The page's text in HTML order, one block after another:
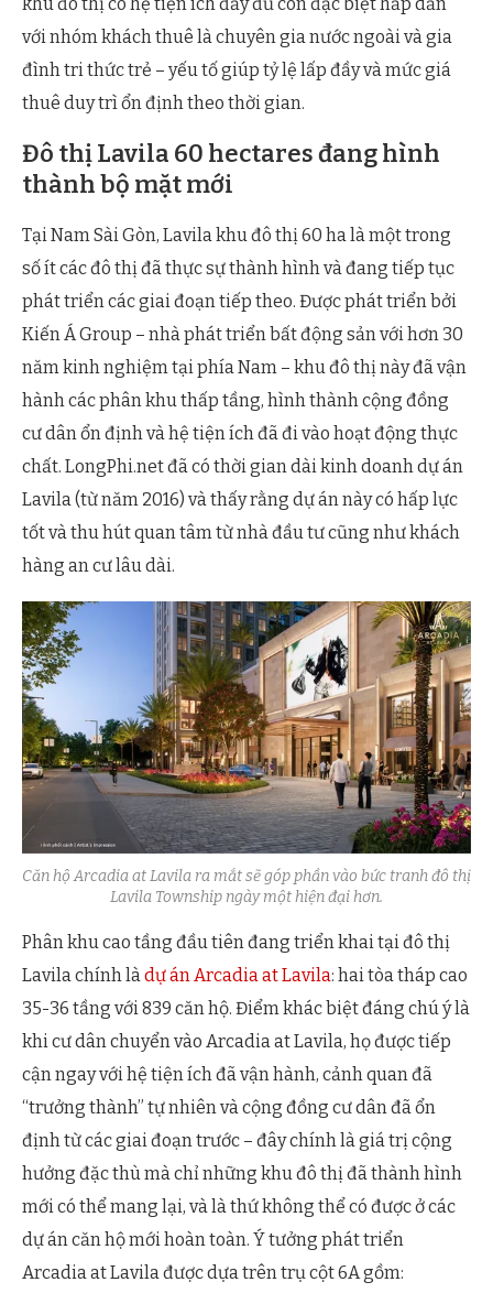
với nhóm khách thuê là chuyên gia nước ngoài và gia
đình tri thức trẻ – yếu tố giúp tỷ lệ lấp đầy và mức giá
thuê duy trì ổn định theo thời gian.
Đô thị Lavila 60 hectares đang hình
thành bộ mặt mới
Tại Nam Sài Gòn, Lavila khu đô thị 60 ha là một trong
số ít các đô thị đã thực sự thành hình và đang tiếp tục
phát triển các giai đoạn tiếp theo. Được phát triển bởi
Kiến Á Group – nhà phát triển bất động sản với hơn 30
năm kinh nghiệm tại phía Nam – khu đô thị này đã vận
hành các phân khu thấp tầng, hình thành cộng đồng
cư dân ổn định và hệ tiện ích đã đi vào hoạt động thực
chất. LongPhi.net đã có thời gian dài kinh doanh dự án
Lavila (từ năm 2016) và thấy rằng dự án này có hấp lực
tốt và thu hút quan tâm từ nhà đầu tư cũng như khách
hàng an cư lâu dài.
Căn hộ Arcadia at Lavila ra mắt sẽ góp phần vào bức tranh đô thị
Lavila Township ngày một hiện đại hơn.
Phân khu cao tầng đầu tiên đang triển khai tại đô thị
Lavila chính làdự án Arcadia at Lavila: hai tòa tháp cao
35-36 tầng với 839 căn hộ. Điểm khác biệt đáng chú ý là
khi cư dân chuyển vào Arcadia at Lavila, họ được tiếp
cận ngay với hệ tiện ích đã vận hành, cảnh quan đã
“trưởng thành” tự nhiên và cộng đồng cư dân đã ổn
định từ các giai đoạn trước – đây chính là giá trị cộng
hưởng đặc thù mà chỉ những khu đô thị đã thành hình
mới có thể mang lại, và là thứ không thể có được ở các
dự án căn hộ mới hoàn toàn. Ý tưởng phát triển
Arcadia at Lavila được dựa trên trụ cột 6A gồm: